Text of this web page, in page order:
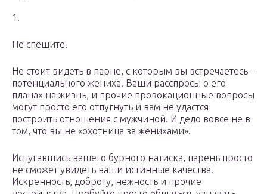
1.
Не спешите!
Не стоит видеть в парне, с которым вы встречаетесь –
потенциального жениха. Ваши расспросы о его
планах на жизнь, и прочие провокационные вопросы
могут просто его отпугнуть и вам не удастся
построить отношения с мужчиной. И дело вовсе не в
том, что вы не «охотница за женихами».
Испугавшись вашего бурного натиска, парень просто
не сможет увидеть ваши истинные качества.
Искренность, доброту, нежность и прочие